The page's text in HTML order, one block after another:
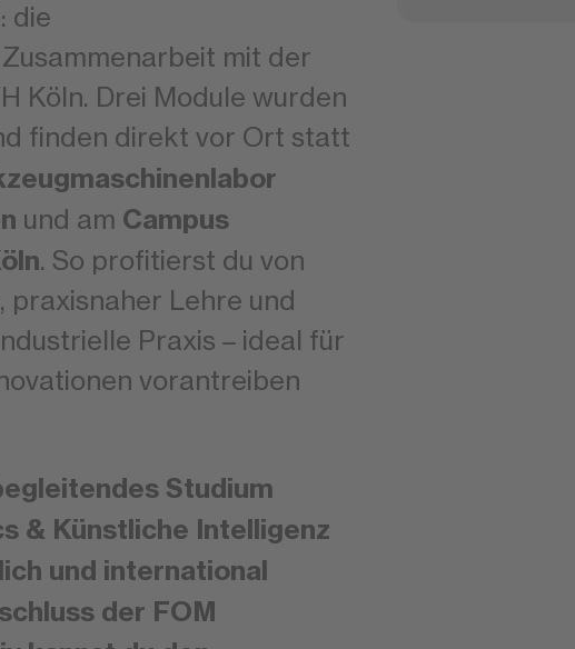
die
mit der
Köln. Drei Module wurden
finden direkt vor Ort statt
und am Campus
. So profitierst du von
Lehre und
Praxis – ideal für
vorantreiben
Studium
& Künstliche Intelligenz
und international
der FOM